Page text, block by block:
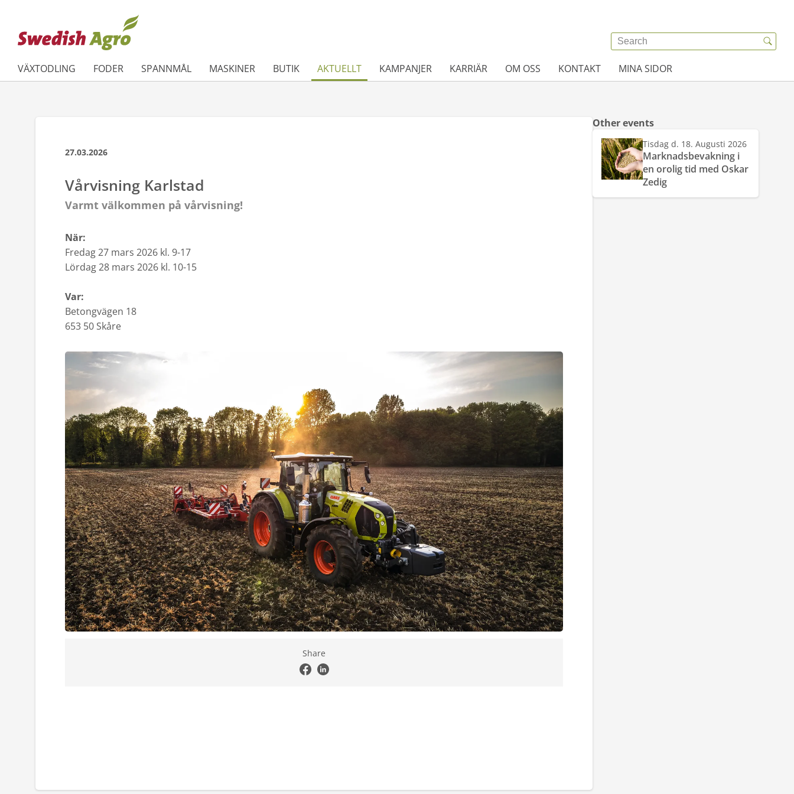
VÄXTODLING FODER SPANNMÅL MASKINER BUTIK AKTUELLT KAMPANJER KARRIÄR OM OSS KONTAKT MINA SIDOR
27.03.2026
Vårvisning Karlstad
Varmt välkommen på vårvisning!
När:
Fredag 27 mars 2026 kl. 9-17
Lördag 28 mars 2026 kl. 10-15
Var:
Betongvägen 18
653 50 Skåre
Share
Other events
Tisdag d. 18. Augusti 2026
Marknadsbevakning i
en orolig tid med Oskar
Zedig